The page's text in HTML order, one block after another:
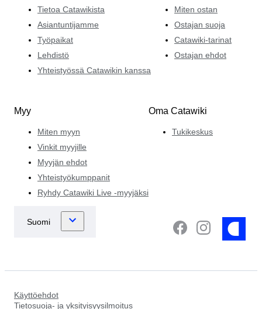
Tietoa Catawikista
Asiantuntijamme
Työpaikat
Lehdistö
Yhteistyössä Catawikin kanssa
Miten ostan
Ostajan suoja
Catawiki-tarinat
Ostajan ehdot
Myy
Miten myyn
Vinkit myyjille
Myyjän ehdot
Yhteistyökumppanit
Ryhdy Catawiki Live -myyjäksi
Oma Catawiki
Tukikeskus
Käyttöehdot
Tietosuoja- ja yksityisyysilmoitus